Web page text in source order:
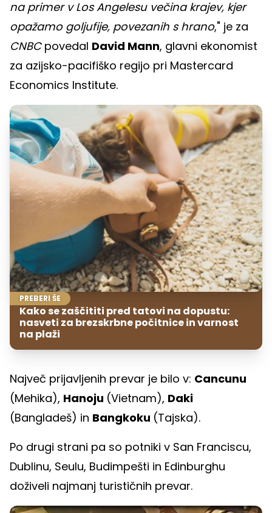
na primer v Los Angelesu večina krajev, kjer
opažamo goljufije, povezanih s hrano," je za
CNBC povedal David Mann, glavni ekonomist
za azijsko-pacifiško regijo pri Mastercard
Economics Institute.
PREBERI ŠE
Kako se zaščititi pred tatovi na dopustu:
nasveti za brezskrbne počitnice in varnost
na plaži
Največ prijavljenih prevar je bilo v: Cancunu
(Mehika), Hanoju (Vietnam), Daki
(Bangladeš) in Bangkoku (Tajska).
Po drugi strani pa so potniki v San Franciscu,
Dublinu, Seulu, Budimpešti in Edinburghu
doživeli najmanj turističnih prevar.